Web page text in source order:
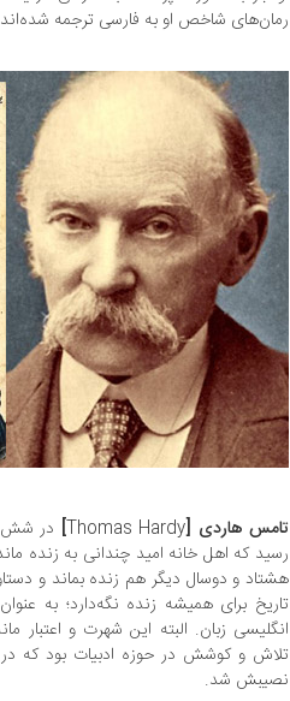
رمان‌های شاخص او به فارسی ترجمه
تامس هاردی [Thomas Hardy
] در شش
رسید که اهل خانه امید چندانی به زنده
هشتاد و دوسال دیگر هم زنده بماند و
تاریخ برای همیشه زنده نگه‌دارد؛ به
انگلیسی زبان. البته این شهرت و اعتبار
تلاش و کوشش در حوزه ادبیات بود که در
نصیبش شد.